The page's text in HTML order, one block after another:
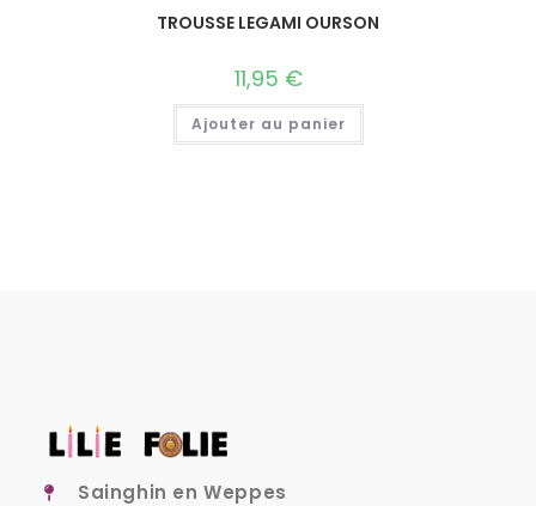
TROUSSE LEGAMI OURSON
11,95 €
Ajouter au panier
Sainghin en Weppes